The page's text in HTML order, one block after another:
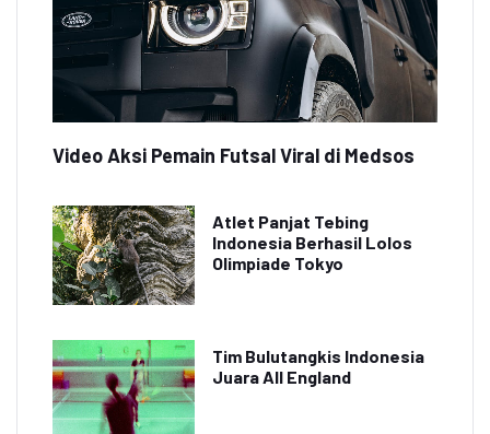
Video Aksi Pemain Futsal Viral di Medsos
Atlet Panjat Tebing
Indonesia Berhasil Lolos
Olimpiade Tokyo
Tim Bulutangkis Indonesia
Juara All England